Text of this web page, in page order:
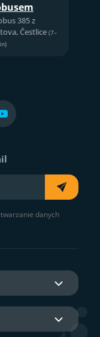
385 z
Čestlice (7–
danych